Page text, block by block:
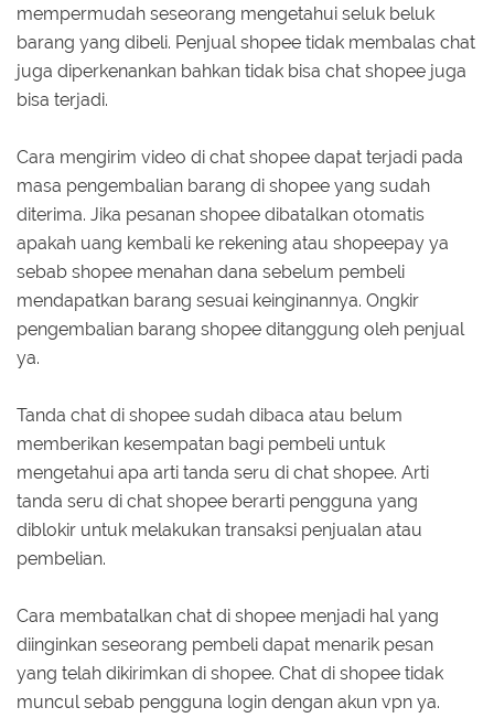
mempermudah seseorang mengetahui seluk beluk
barang yang dibeli. Penjual shopee tidak membalas chat
juga diperkenankan bahkan tidak bisa chat shopee juga
bisa terjadi.
Cara mengirim video di chat shopee dapat terjadi pada
masa pengembalian barang di shopee yang sudah
diterima. Jika pesanan shopee dibatalkan otomatis
apakah uang kembali ke rekening atau shopeepay ya
sebab shopee menahan dana sebelum pembeli
mendapatkan barang sesuai keinginannya. Ongkir
pengembalian barang shopee ditanggung oleh penjual
ya.
Tanda chat di shopee sudah dibaca atau belum
memberikan kesempatan bagi pembeli untuk
mengetahui apa arti tanda seru di chat shopee. Arti
tanda seru di chat shopee berarti pengguna yang
diblokir untuk melakukan transaksi penjualan atau
pembelian.
Cara membatalkan chat di shopee menjadi hal yang
diinginkan seseorang pembeli dapat menarik pesan
yang telah dikirimkan di shopee. Chat di shopee tidak
muncul sebab pengguna login dengan akun vpn ya.